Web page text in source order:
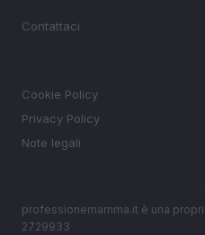
Contattaci
Cookie Policy
Privacy Policy
Note legali
professionemamma.it è una
2729933